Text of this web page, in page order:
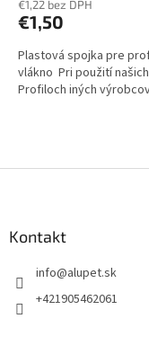
€1,22 bez DPH
€1,50
Plastová spojka pre
vlákno Pri použití
Profiloch iných
Kontakt
info@alupet.sk
+421905462061